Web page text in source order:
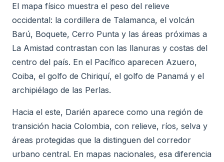
El mapa físico muestra el peso del relieve
occidental: la cordillera de Talamanca, el volcán
Barú, Boquete, Cerro Punta y las áreas próximas a
La Amistad contrastan con las llanuras y costas del
centro del país. En el Pacífico aparecen Azuero,
Coiba, el golfo de Chiriquí, el golfo de Panamá y el
archipiélago de las Perlas.
Hacia el este, Darién aparece como una región de
transición hacia Colombia, con relieve, ríos, selva y
áreas protegidas que la distinguen del corredor
urbano central. En mapas nacionales, esa diferencia